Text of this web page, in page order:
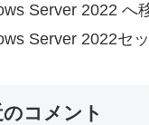
Server 2022 へ
Server 2022セ
コメント